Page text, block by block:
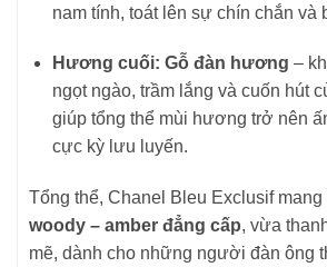
nam tính, toát lên sự chín chắn và
Hương cuối: Gỗ đàn hương –
ngọt ngào, trầm lắng và cuốn hút
giúp tổng thể mùi hương trở nên
cực kỳ lưu luyến.
Tổng thể, Chanel Bleu Exclusif mang
woody – amber đẳng cấp, vừa
mẽ, dành cho những người đàn ông